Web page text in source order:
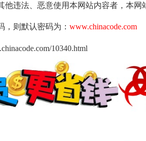
他违法、恶意使用本网站内容者，本网
，则默认密码为： www.chinacode.com
10340.html